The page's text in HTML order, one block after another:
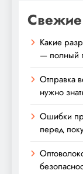
Свежие
Какие
— полный
Отправка
нужно
Ошибки
перед